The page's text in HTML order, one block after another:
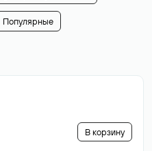
Популярные
В корзину